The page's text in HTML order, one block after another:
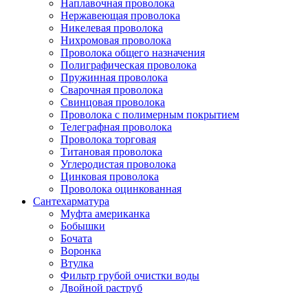
Наплавочная проволока
Нержавеющая проволока
Никелевая проволока
Нихромовая проволока
Проволока общего назначения
Полиграфическая проволока
Пружинная проволока
Сварочная проволока
Свинцовая проволока
Проволока с полимерным покрытием
Телеграфная проволока
Проволока торговая
Титановая проволока
Углеродистая проволока
Цинковая проволока
Проволока оцинкованная
Сантехарматура
Муфта американка
Бобышки
Бочата
Воронка
Втулка
Фильтр грубой очистки воды
Двойной раструб